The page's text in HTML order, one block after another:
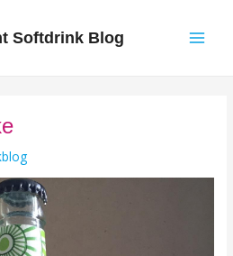
Softdrink Blog